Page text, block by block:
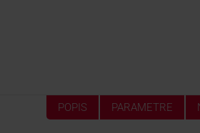
POPIS PARAMETRE